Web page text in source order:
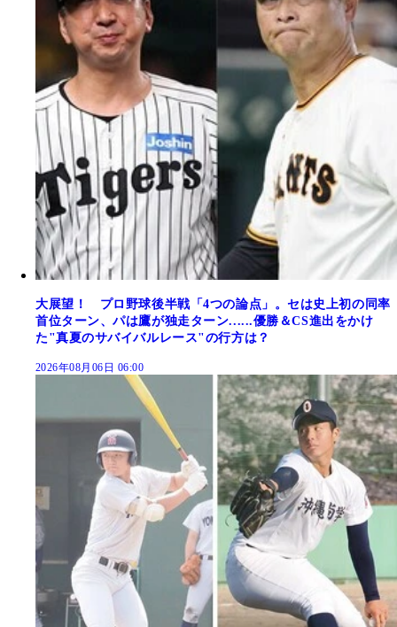
大展望！ プロ野球後半戦「4つの論点」。セは史上初の同率
首位ターン、パは鷹が独走ターン......優勝＆CS進出をかけ
た"真夏のサバイバルレース"の行方は？
2026年08月06日 06:00